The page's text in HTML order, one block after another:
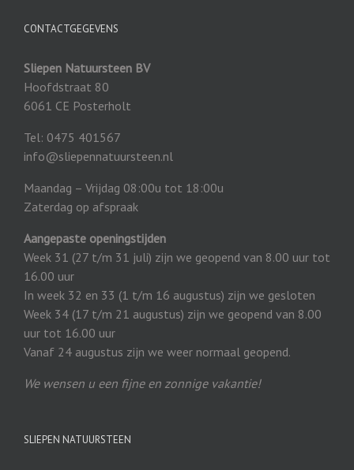
CONTACTGEGEVENS
Sliepen Natuursteen BV
Hoofdstraat 80
6061 CE Posterholt
Tel: 0475 401567
info@sliepennatuursteen.nl
Maandag – Vrijdag 08:00u tot 18:00u
Zaterdag op afspraak
Aangepaste openingstijden
Week 31 (27 t/m 31 juli) zijn we geopend van 8.00 uur tot
16.00 uur
In week 32 en 33 (1 t/m 16 augustus) zijn we gesloten
Week 34 (17 t/m 21 augustus) zijn we geopend van 8.00
uur tot 16.00 uur
Vanaf 24 augustus zijn we weer normaal geopend.
We wensen u een fijne en zonnige vakantie!
SLIEPEN NATUURSTEEN